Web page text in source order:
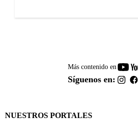
Más contenido en
Síguenos en:
NUESTROS PORTALES